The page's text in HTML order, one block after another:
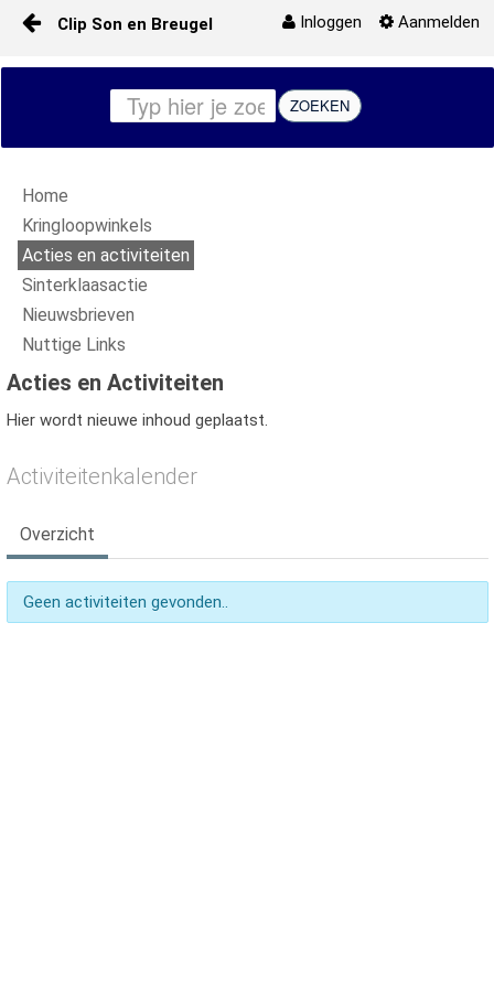
Naar content
Inloggen Aanmelden
Clip Son en Breugel
Start
Kringloopwinkels
Media
Nuttige links
Contact
Nieuwsbrieven
ZOEKEN
Home
Kringloopwinkels
Acties en activiteiten
Sinterklaasactie
Nieuwsbrieven
Nuttige Links
Acties en Activiteiten
Hier wordt nieuwe inhoud geplaatst.
Activiteitenkalender
Overzicht
Geen activiteiten gevonden..